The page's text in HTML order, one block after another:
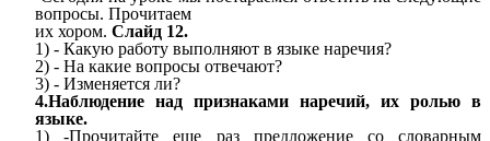
вопросы. Прочитаем
их хором. Слайд 12.
1) - Какую работу выполняют в языке наречия?
2) - На какие вопросы отвечают?
3) - Изменяется ли?
4.Наблюдение над признаками наречий, их ролью в
языке.
1) -Прочитайте еще раз предложение со словарным